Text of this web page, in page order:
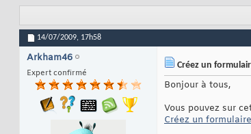
14/07/2009, 17h58
Arkham46
Expert confirmé
Créez un
Bonjour à tous,
Vous pouvez sur
Créez un